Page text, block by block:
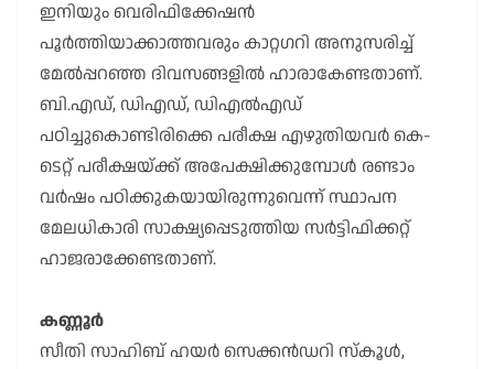
ഇനിയും വെരിഫിക്കേഷൻ
പൂർത്തിയാക്കാത്തവരും കാറ്റഗറി അനുസരിച്ച്
മേൽപ്പറഞ്ഞ ദിവസങ്ങളിൽ ഹാരാകേണ്ടതാണ്.
ബി.എഡ്, ഡിഎഡ്, ഡിഎൽഎഡ്
പഠിച്ചുകൊണ്ടിരിക്കെ പരീക്ഷ എഴുതിയവർ കെ-
ടെറ്റ് പരീക്ഷയ്ക്ക് അപേക്ഷിക്കുമ്പോൾ രണ്ടാം
വർഷം പഠിക്കുകയായിരുന്നുവെന്ന് സ്ഥാപന
മേലധികാരി സാക്ഷ്യപ്പെടുത്തിയ സർട്ടിഫിക്കറ്റ്
ഹാജരാക്കേണ്ടതാണ്.
കണ്ണൂർ
സീതി സാഹിബ് ഹയർ സെക്കൻഡറി സ്കൂൾ,